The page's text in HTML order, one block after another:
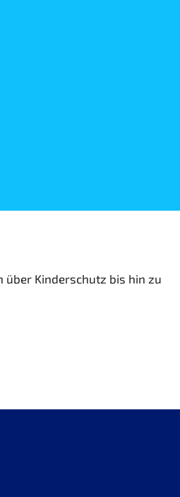
Kinderschutz bis hin zu